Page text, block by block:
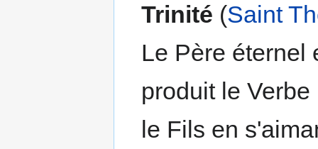
Trinité (Saint
Le Père éternel
produit le
le Fils en